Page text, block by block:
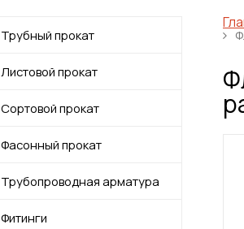
Трубный прокат
Листовой прокат
Сортовой прокат
Фасонный прокат
Трубопроводная арматура
Фитинги